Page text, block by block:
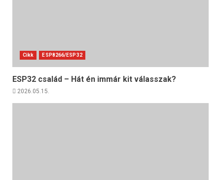
Cikk ESP8266/ESP32
ESP32 család – Hát én immár kit válasszak?
2026.05.15.